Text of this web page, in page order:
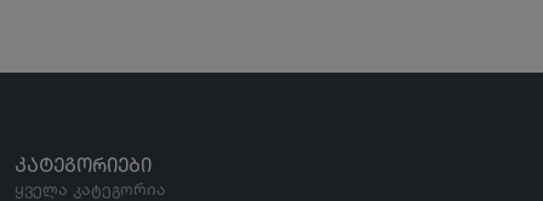
ᲙᲐᲢᲔᲒᲝᲠᲘᲔᲑᲘ
ყველა კატეგორია